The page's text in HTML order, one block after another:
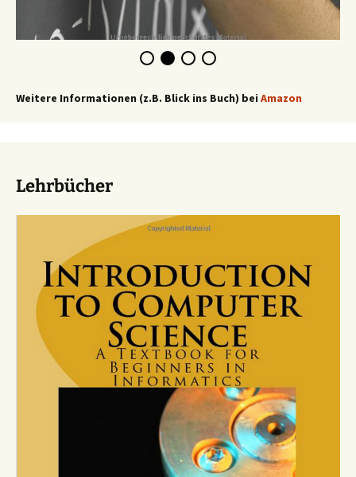
Weitere Informationen (z.B. Blick ins Buch) bei Amazon
Lehrbücher